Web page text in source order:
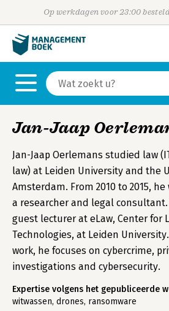
Op werkdagen voor 23:00
Jan-Jaap
Jan-Jaap Oerlemans studied law
law) at Leiden University and the
Amsterdam. From 2010 to 2015,
a researcher and legal consultant.
guest lecturer at eLaw, Center for
Technologies, at Leiden
work, he focuses on cybercrime,
investigations and cybersecurity.
Expertise volgens het gepubliceerde
witwassen, drones, ransomware